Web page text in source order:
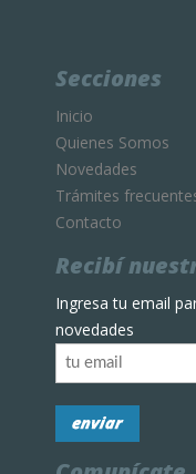
Secciones
Inicio
Quienes Somos
Novedades
Trámites
Contacto
Recibí
Ingresa tu email
novedades